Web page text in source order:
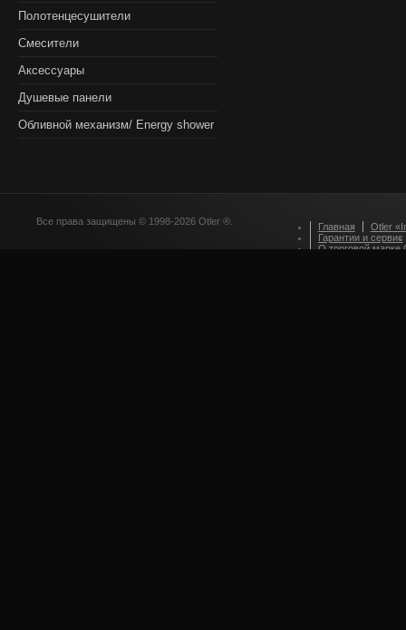
Полотенцесушители
Смесители
Аксессуары
Душевые панели
Обливной механизм/ Energy shower
Все права защищены © 1998-2026 Otler ®. Главная
Otler
Гарантии и сервис
О торговой марке